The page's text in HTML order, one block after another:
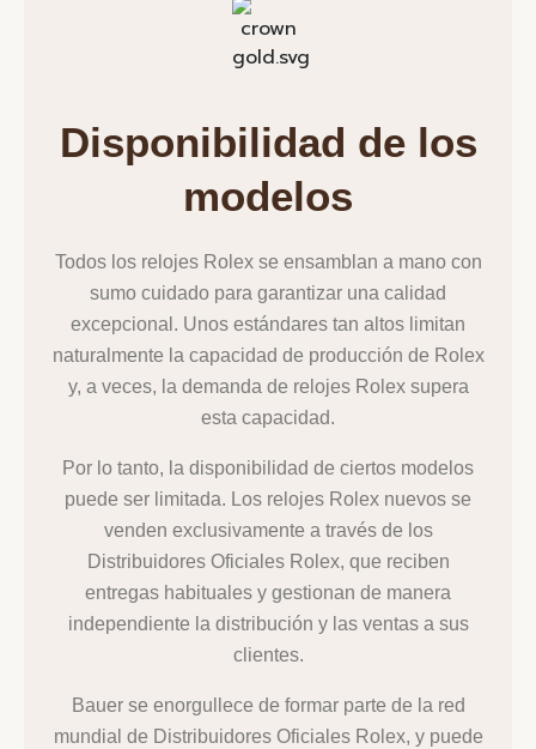
Disponibilidad de los
modelos
Todos los relojes Rolex se ensamblan a mano con
sumo cuidado para garantizar una calidad
excepcional. Unos estándares tan altos limitan
naturalmente la capacidad de producción de Rolex
y, a veces, la demanda de relojes Rolex supera
esta capacidad.
Por lo tanto, la disponibilidad de ciertos modelos
puede ser limitada. Los relojes Rolex nuevos se
venden exclusivamente a través de los
Distribuidores Oficiales Rolex, que reciben
entregas habituales y gestionan de manera
independiente la distribución y las ventas a sus
clientes.
Bauer se enorgullece de formar parte de la red
mundial de Distribuidores Oficiales Rolex, y puede